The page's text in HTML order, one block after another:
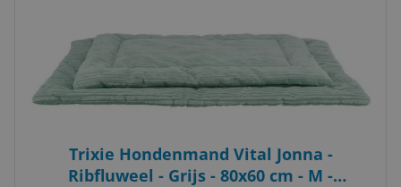
Trixie Hondenmand Vital Jonna -
Ribfluweel - Grijs - 80x60 cm - M -